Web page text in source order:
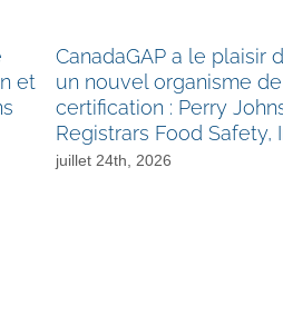
et
CanadaGAP a le plaisir
un nouvel organisme de
certification : Perry
Registrars Food Safety,
juillet 24th, 2026